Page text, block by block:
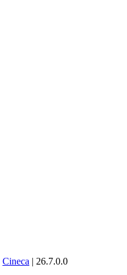
Cineca | 26.7.0.0